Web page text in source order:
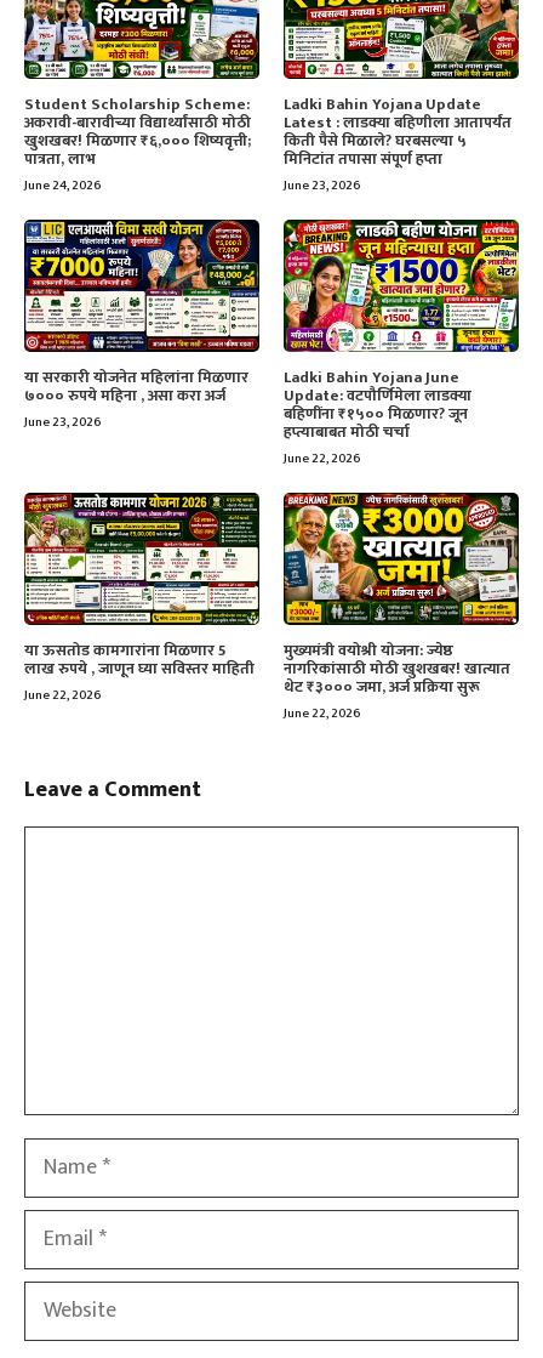
Student Scholarship Scheme:
अकरावी-बारावीच्या विद्यार्थ्यांसाठी मोठी
खुशखबर! मिळणार ₹६,००० शिष्यवृत्ती;
पात्रता, लाभ
June 24, 2026
Ladki Bahin Yojana Update
Latest : लाडक्या बहिणीला आतापर्यंत
किती पैसे मिळाले? घरबसल्या ५
मिनिटांत तपासा संपूर्ण हप्ता
June 23, 2026
या सरकारी योजनेत महिलांना मिळणार
७००० रुपये महिना , असा करा अर्ज
June 23, 2026
Ladki Bahin Yojana June
Update: वटपौर्णिमेला लाडक्या
बहिणींना ₹१५०० मिळणार? जून
हप्त्याबाबत मोठी चर्चा
June 22, 2026
या ऊसतोड कामगारांना मिळणार 5
लाख रुपये , जाणून घ्या सविस्तर माहिती
June 22, 2026
मुख्यमंत्री वयोश्री योजना: ज्येष्ठ
नागरिकांसाठी मोठी खुशखबर! खात्यात
थेट ₹३००० जमा, अर्ज प्रक्रिया सुरू
June 22, 2026
Leave a Comment
Name
Email
Website